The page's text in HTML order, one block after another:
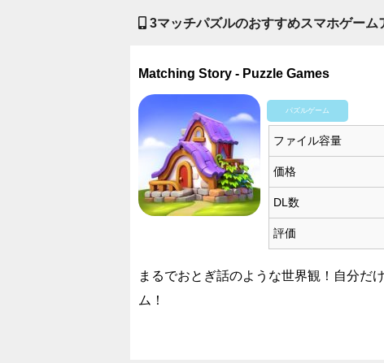
3マッチパズルのおすすめスマホゲーム
Matching Story - Puzzle Games
パズルゲーム
ファイル容量
価格
DL数
評価
まるでおとぎ話のような世界観！自分だ
ム！